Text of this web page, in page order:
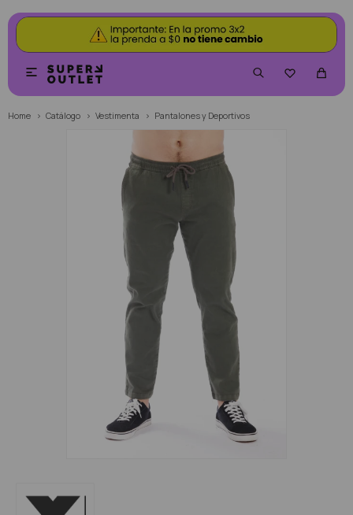


Home Catálogo Vestimenta Pantalones y Deportivos